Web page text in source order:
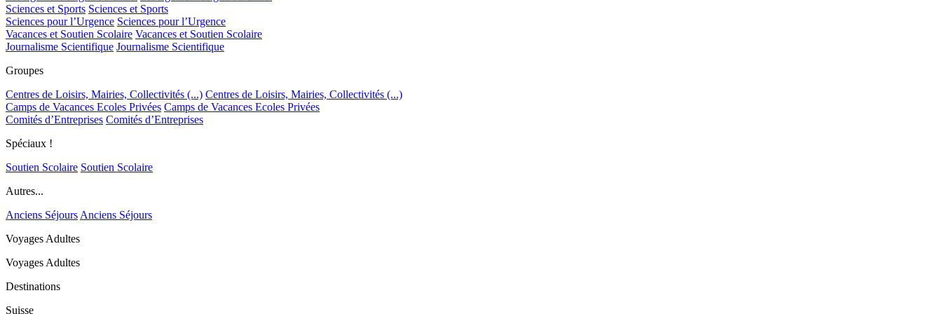
Sciences et Sports Sciences et Sports
Sciences pour l’Urgence Sciences pour l’Urgence
Vacances et Soutien Scolaire Vacances et Soutien Scolaire
Journalisme Scientifique Journalisme Scientifique
Groupes
Centres de Loisirs, Mairies, Collectivités (...) Centres de Loisirs, Mairies, Collectivités (...)
Camps de Vacances Ecoles Privées Camps de Vacances Ecoles Privées
Comités d’Entreprises Comités d’Entreprises
Spéciaux !
Soutien Scolaire Soutien Scolaire
Autres...
Anciens Séjours Anciens Séjours
Voyages Adultes
Voyages Adultes
Destinations
Suisse